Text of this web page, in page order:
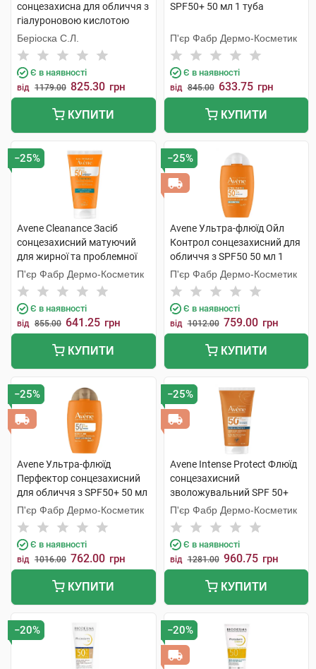
сонцезахисна для обличчя з
гіалуроновою кислотою
SPF50+ 30 мл 1 флакон
Беріоска С.Л.
Є в наявності
від 1179.00 825.30 грн
КУПИТИ
SPF50+ 50 мл 1 туба
П'єр Фабр Дермо-Косметик
Є в наявності
від 845.00 633.75 грн
КУПИТИ
−25%
Avene Cleanance Засіб
сонцезахисний матуючий
для жирної та проблемної
шкіри SPF50+ 50 мл 1
флакон
П'єр Фабр Дермо-Косметик
Є в наявності
від 855.00 641.25 грн
КУПИТИ
−25%
Avene Ультра-флюїд Ойл
Контрол сонцезахисний для
обличчя з SPF50 50 мл 1
флакон
П'єр Фабр Дермо-Косметик
Є в наявності
від 1012.00 759.00 грн
КУПИТИ
−25%
Avene Ультра-флюїд
Перфектор сонцезахисний
для обличчя з SPF50+ 50 мл
1 флакон
П'єр Фабр Дермо-Косметик
Є в наявності
від 1016.00 762.00 грн
КУПИТИ
−25%
Avene Intense Protect Флюїд
сонцезахисний
зволожувальний SPF 50+
150 мл 1 туба
П'єр Фабр Дермо-Косметик
Є в наявності
від 1281.00 960.75 грн
КУПИТИ
−20% −20%